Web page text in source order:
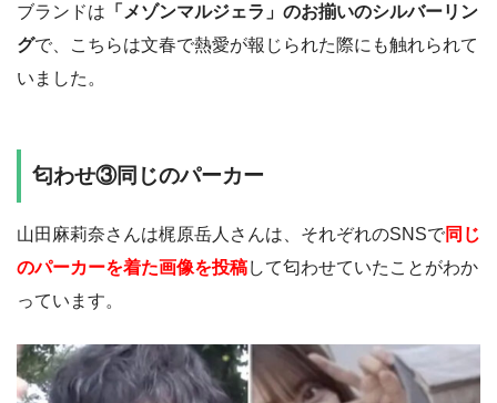
ブランドは 「メゾンマルジェラ」のお揃いのシルバーリン
グで、こちらは文春で熱愛が報じられた際にも触れられて
いました。
匂わせ③同じのパーカー
山田麻莉奈さんは梶原岳人さんは、それぞれのSNSで同じ
のパーカーを着た画像を投稿して匂わせていたことがわか
っています。